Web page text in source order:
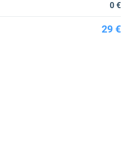
0 €
29 €